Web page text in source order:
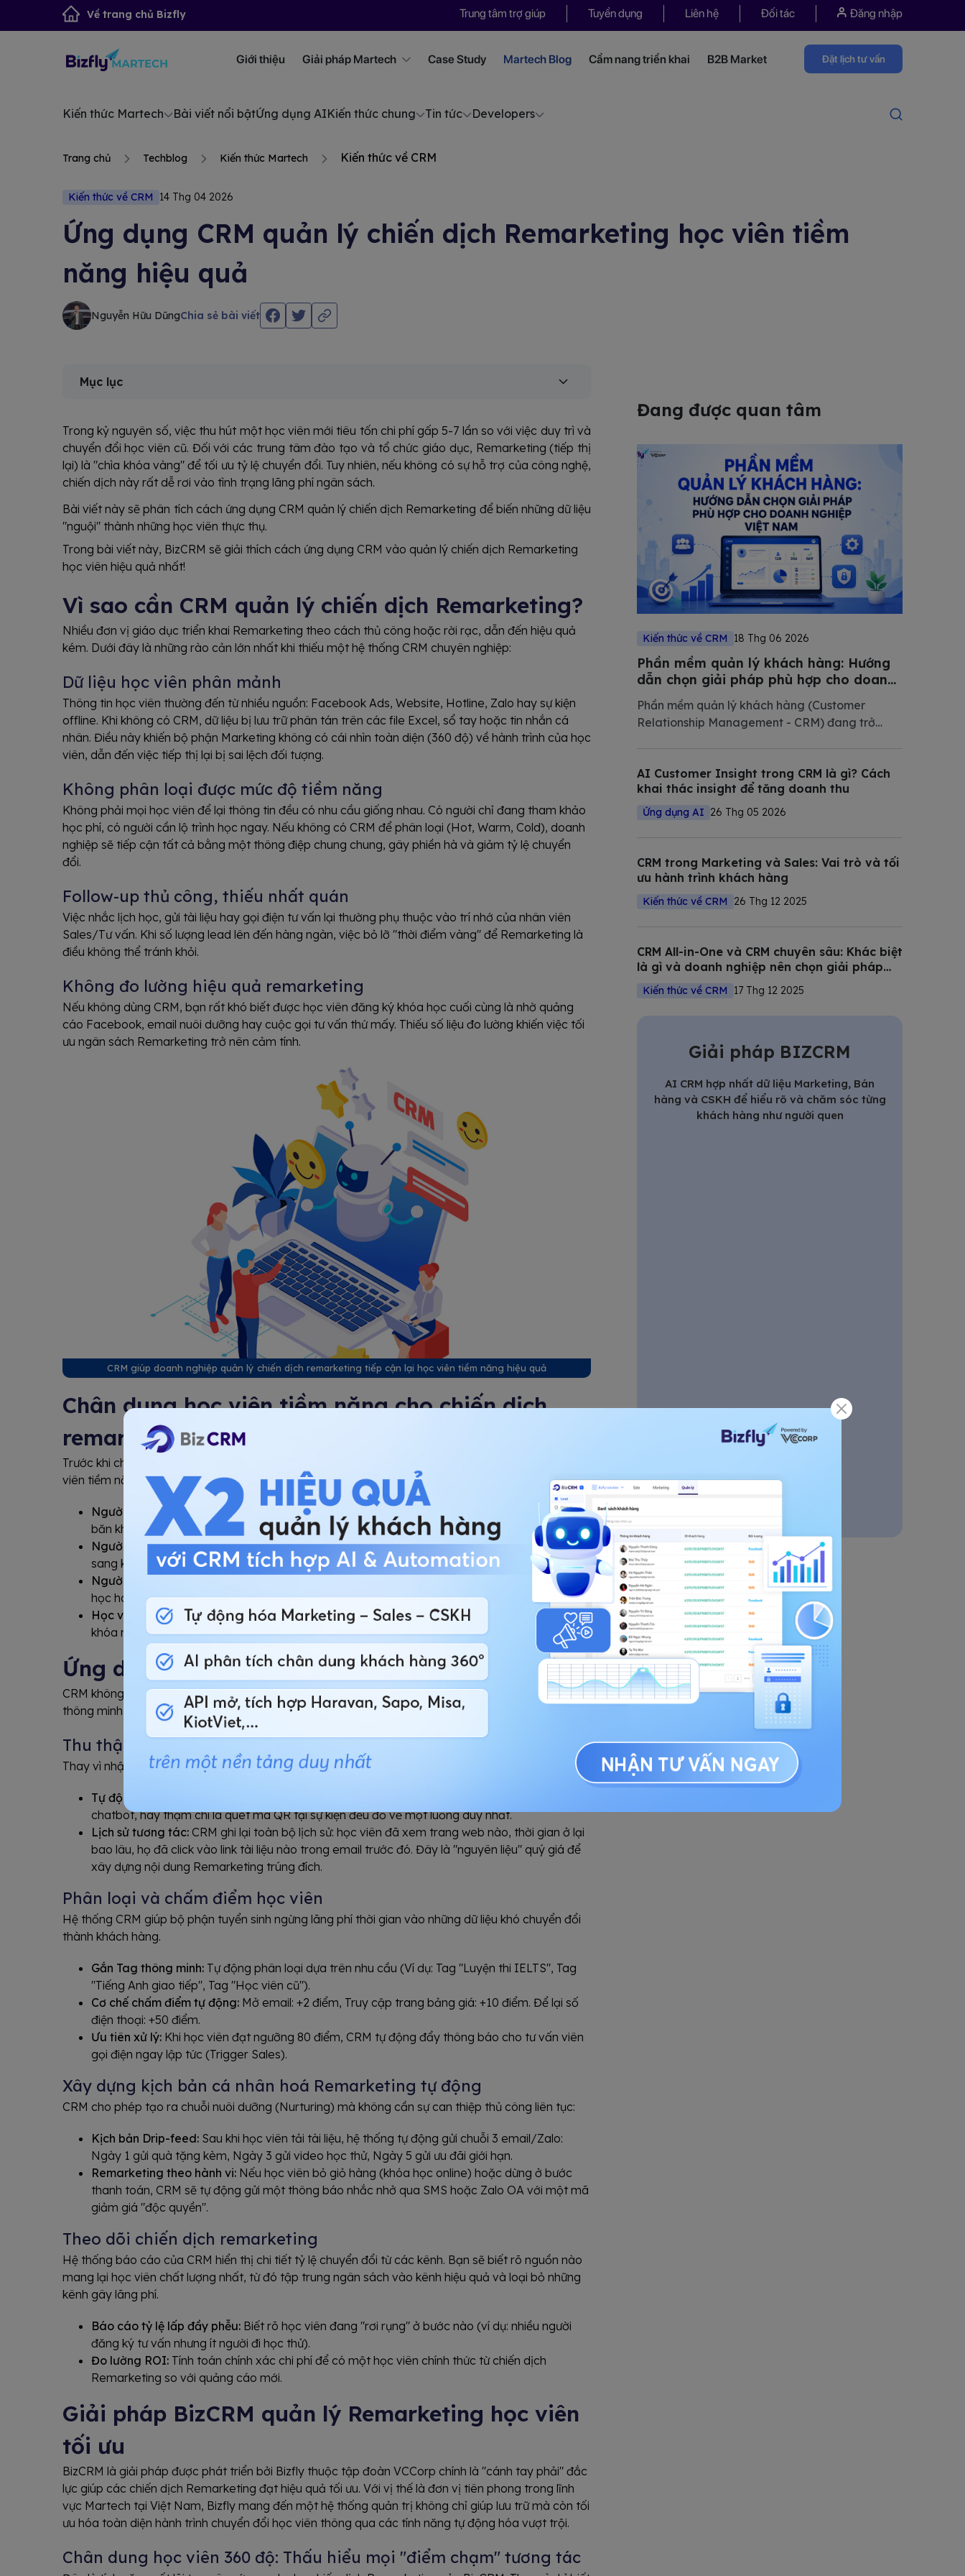
Về trang chủ Bizfly Trung tâm trợ giúp Tuyển dụng Liên hệ Đối tác Đăng nhập
Giới thiệu Giải pháp Martech Case Study Martech Blog Cẩm nang triển khai B2B Market Đặt lịch tư vấn
Kiến thức Martech Bài viết nổi bậtỨng dụng AIKiến thức chung Tin tức Developers
Trang chủ Techblog Kiến thức Martech Kiến thức về CRM
Kiến thức về CRM 14 Thg 04 2026
Ứng dụng CRM quản lý chiến dịch Remarketing học viên tiềm
năng hiệu quả
Nguyễn Hữu DũngChia sẻ bài viết
Mục lục
Trong kỷ nguyên số, việc thu hút một học viên mới tiêu tốn chi phí gấp 5-7 lần so với việc duy trì và
chuyển đổi học viên cũ. Đối với các trung tâm đào tạo và tổ chức giáo dục, Remarketing (tiếp thị
lại) là "chìa khóa vàng" để tối ưu tỷ lệ chuyển đổi. Tuy nhiên, nếu không có sự hỗ trợ của công nghệ,
chiến dịch này rất dễ rơi vào tình trạng lãng phí ngân sách.
Bài viết này sẽ phân tích cách ứng dụng CRM quản lý chiến dịch Remarketing để biến những dữ liệu
"nguội" thành những học viên thực thụ.
Trong bài viết này, BizCRM sẽ giải thích cách ứng dụng CRM vào quản lý chiến dịch Remarketing
học viên hiệu quả nhất!
Vì sao cần CRM quản lý chiến dịch Remarketing?
Nhiều đơn vị giáo dục triển khai Remarketing theo cách thủ công hoặc rời rạc, dẫn đến hiệu quả
kém. Dưới đây là những rào cản lớn nhất khi thiếu một hệ thống CRM chuyên nghiệp:
Dữ liệu học viên phân mảnh
Thông tin học viên thường đến từ nhiều nguồn: Facebook Ads, Website, Hotline, Zalo hay sự kiện
offline. Khi không có CRM, dữ liệu bị lưu trữ phân tán trên các file Excel, sổ tay hoặc tin nhắn cá
nhân. Điều này khiến bộ phận Marketing không có cái nhìn toàn diện (360 độ) về hành trình của học
viên, dẫn đến việc tiếp thị lại bị sai lệch đối tượng.
Không phân loại được mức độ tiềm năng
Không phải mọi học viên để lại thông tin đều có nhu cầu giống nhau. Có người chỉ đang tham khảo
học phí, có người cần lộ trình học ngay. Nếu không có CRM để phân loại (Hot, Warm, Cold), doanh
nghiệp sẽ tiếp cận tất cả bằng một thông điệp chung chung, gây phiền hà và giảm tỷ lệ chuyển
đổi.
Follow-up thủ công, thiếu nhất quán
Việc nhắc lịch học, gửi tài liệu hay gọi điện tư vấn lại thường phụ thuộc vào trí nhớ của nhân viên
Sales/Tư vấn. Khi số lượng lead lên đến hàng ngàn, việc bỏ lỡ "thời điểm vàng" để Remarketing là
điều không thể tránh khỏi.
Không đo lường hiệu quả remarketing
Nếu không dùng CRM, bạn rất khó biết được học viên đăng ký khóa học cuối cùng là nhờ quảng
cáo Facebook, email nuôi dưỡng hay cuộc gọi tư vấn thứ mấy. Thiếu số liệu đo lường khiến việc tối
ưu ngân sách Remarketing trở nên cảm tính.
CRM giúp doanh nghiệp quản lý chiến dịch remarketing tiếp cận lại học viên tiềm năng hiệu quả
Chân dung học viên tiềm năng cho chiến dịch
remarketing
Trước khi chạy Remarketing trên CRM, bạn cần xác định rõ đối tượng mục tiêu. Thông thường, học
viên tiềm năng trong chiến dịch tiếp thị lại bao gồm:
Người đã đăng ký nhưng chưa đóng phí:
Đã nhận tư vấn, đã chọn khóa học nhưng vẫn còn
băn khoăn về giá hoặc thời gian.
Người tham gia các sự kiện miễn phí:Đã học thử, dự thảo (webinar) nhưng chưa chuyển đổi
sang khóa học chuyên sâu.
Người tương tác mạnh trên Website/Fanpage:
Thường xuyên xem trang học phí, lộ trình
học hoặc đánh giá của học viên cũ.
Học viên cũ (Up-sell/Cross-sell):Những người đã hoàn thành khóa cơ bản và cần được gợi ý
khóa nâng cao.
Ứng dụng CRM quản lý học viên tiềm năng
CRM không chỉ là nơi lưu trữ, mà là "trung tâm điều khiển" giúp chiến dịch Remarketing trở nên
thông minh và tự động hóa.
Thu thập và đồng bộ dữ liệu học viên đa kênh
Thay vì nhập liệu thủ công, CRM đóng vai trò là một "phễu hứng" dữ liệu khổng lồ.
Tự động hóa nguồn:
chatbot, hay thậm chí là quét mã QR tại sự kiện đều đổ về một luồng duy nhất.
Lịch sử tương tác: CRM ghi lại toàn bộ lịch sử: học viên đã xem trang web nào, thời gian ở lại
bao lâu, họ đã click vào link tài liệu nào trong email trước đó. Đây là "nguyên liệu" quý giá để
xây dựng nội dung Remarketing trúng đích.
Phân loại và chấm điểm học viên
Hệ thống CRM giúp bộ phận tuyển sinh ngừng lãng phí thời gian vào những dữ liệu khó chuyển đổi
thành khách hàng.
Gắn Tag thông minh: Tự động phân loại dựa trên nhu cầu (Ví dụ: Tag "Luyện thi IELTS", Tag
"Tiếng Anh giao tiếp", Tag "Học viên cũ").
Cơ chế chấm điểm tự động: Mở email: +2 điểm, Truy cập trang bảng giá: +10 điểm. Để lại số
điện thoại: +50 điểm.
Ưu tiên xử lý: Khi học viên đạt ngưỡng 80 điểm, CRM tự động đẩy thông báo cho tư vấn viên
gọi điện ngay lập tức (Trigger Sales).
Xây dựng kịch bản cá nhân hoá Remarketing tự động
CRM cho phép tạo ra chuỗi nuôi dưỡng (Nurturing) mà không cần sự can thiệp thủ công liên tục:
Kịch bản Drip-feed: Sau khi học viên tải tài liệu, hệ thống tự động gửi chuỗi 3 email/Zalo:
Ngày 1 gửi quà tặng kèm, Ngày 3 gửi video học thử, Ngày 5 gửi ưu đãi giới hạn.
Remarketing theo hành vi: Nếu học viên bỏ giỏ hàng (khóa học online) hoặc dừng ở bước
thanh toán, CRM sẽ tự động gửi một thông báo nhắc nhở qua SMS hoặc Zalo OA với một mã
giảm giá "độc quyền".
Theo dõi chiến dịch remarketing
Hệ thống báo cáo của CRM hiển thị chi tiết tỷ lệ chuyển đổi từ các kênh. Bạn sẽ biết rõ nguồn nào
mang lại học viên chất lượng nhất, từ đó tập trung ngân sách vào kênh hiệu quả và loại bỏ những
kênh gây lãng phí.
Báo cáo tỷ lệ lấp đầy phễu: Biết rõ học viên đang "rơi rụng" ở bước nào (ví dụ: nhiều người
đăng ký tư vấn nhưng ít người đi học thử).
Đo lường ROI: Tính toán chính xác chi phí để có một học viên chính thức từ chiến dịch
Remarketing so với quảng cáo mới.
Giải pháp BizCRM quản lý Remarketing học viên
tối ưu
BizCRM là giải pháp được phát triển bởi Bizfly thuộc tập đoàn VCCorp chính là "cánh tay phải" đắc
lực giúp các chiến dịch Remarketing đạt hiệu quả tối ưu. Với vị thế là đơn vị tiên phong trong lĩnh
vực Martech tại Việt Nam, Bizfly mang đến một hệ thống quản trị không chỉ giúp lưu trữ mà còn tối
ưu hóa toàn diện hành trình chuyển đổi học viên thông qua các tính năng tự động hóa vượt trội.
Chân dung học viên 360 độ: Thấu hiểu mọi "điểm chạm" tương tác
Đang được quan tâm
Kiến thức về CRM 18 Thg 06 2026
Phần mềm quản lý khách hàng: Hướng
dẫn chọn giải pháp phù hợp cho doanh
nghiệp Việt Nam 2026
Phần mềm quản lý khách hàng (Customer
Relationship Management - CRM) đang trở
Trong bài viết này, Bizfly tổng hợp và phân tích
chi tiết các giải pháp CRM tốt nhất
AI Customer Insight trong CRM là gì? Cách
khai thác insight để tăng doanh thu
Ứng dụng AI 26 Thg 05 2026
CRM trong Marketing và Sales: Vai trò và tối
ưu hành trình khách hàng
Kiến thức về CRM 26 Thg 12 2025
CRM All-in-One và CRM chuyên sâu: Khác biệt
là gì và doanh nghiệp nên chọn giải pháp
nào?
Kiến thức về CRM 17 Thg 12 2025
Giải pháp BIZCRM
AI CRM hợp nhất dữ liệu Marketing, Bán
hàng và CSKH để hiểu rõ và chăm sóc từng
khách hàng như người quen